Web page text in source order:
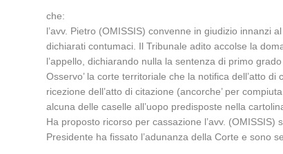
che:
l’avv. Pietro (OMISSIS) convenne in giudizio innanzi
dichiarati contumaci. Il Tribunale adito accolse la
l’appello, dichiarando nulla la sentenza di primo
Osservo’ la corte territoriale che la notifica dell’atto
ricezione dell’atto di citazione (ancorche’ per
alcuna delle caselle all’uopo predisposte nella
Ha proposto ricorso per cassazione l’avv.
Presidente ha fissato l’adunanza della Corte e sono